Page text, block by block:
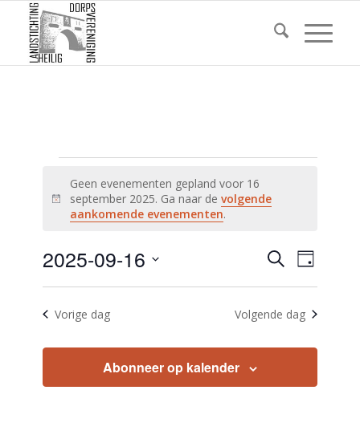
Evenementen
in
16
september
2025
Bericht
Geen evenementen gepland voor 16
september 2025. Ga naar de volgende
aankomende evenementen.
Zoeken
en
navigatie
Zoeken
Dag
2025-09-16
datum.
Vorige dag Volgende dag
Abonneer op kalender